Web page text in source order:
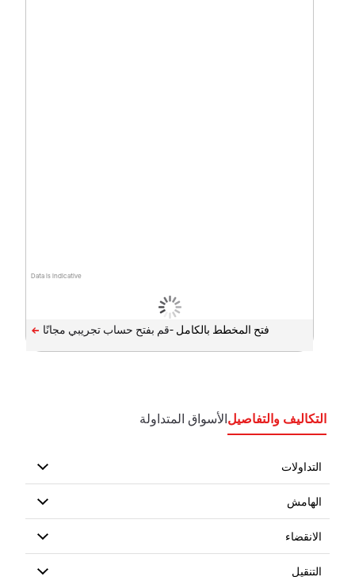
Data is indicative
فتح المخطط بالكامل -
التكاليف والتفاصيلالأسواق المتداولة